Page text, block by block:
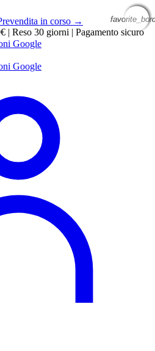
in corso →
| Reso 30 giorni | Pagamento sicuro
Google
Google